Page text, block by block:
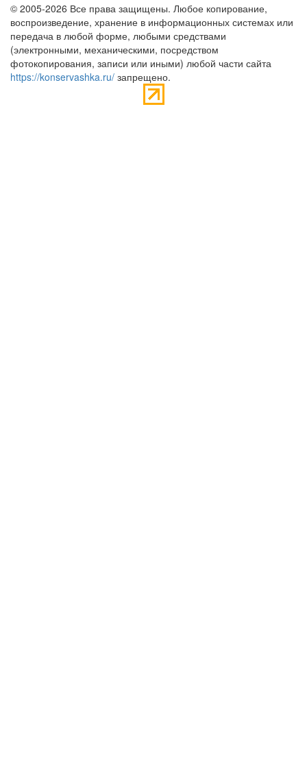
© 2005-2026 Все права защищены. Любое копирование,
воспроизведение, хранение в информационных системах или
передача в любой форме, любыми средствами
(электронными, механическими, посредством
фотокопирования, записи или иными) любой части сайта
https://konservashka.ru/ запрещено.